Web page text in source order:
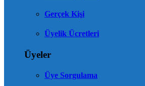
Gerçek Kişi
Üyelik Ücretleri
Üyeler
Üye Sorgulama